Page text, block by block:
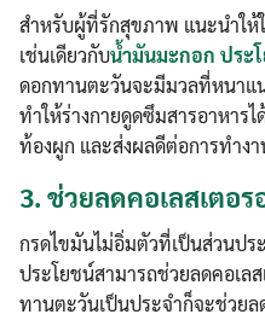
สำหรับผู้ที่รักสุขภาพ แนะนำใ
เช่นเดียวกับน้ำมันมะกอก ประ
ดอกทานตะวันจะมีมวลที่หนา
ทำให้ร่างกายดูดซึมสารอาหาร
ท้องผูก และส่งผลดีต่อการทำง
3. ช่วยลดคอเลสเตอร
กรดไขมันไม่อิ่มตัวที่เป็นส่วนป
ประโยชน์สามารถช่วยลดคอเล
ทานตะวันเป็นประจำก็จะช่วยล